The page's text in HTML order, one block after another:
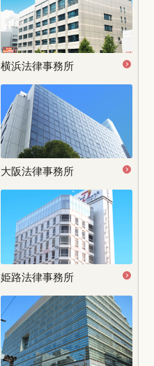
横浜法律事務所
大阪法律事務所
姫路法律事務所